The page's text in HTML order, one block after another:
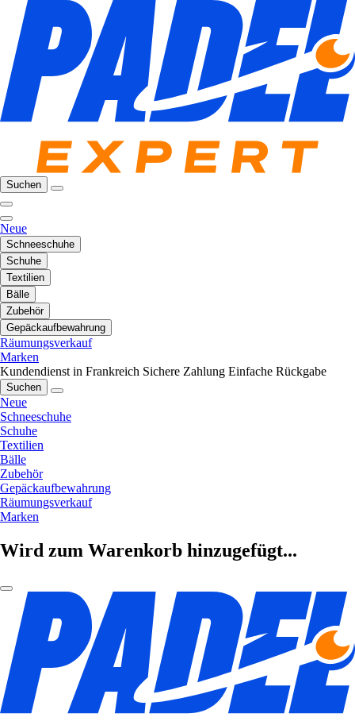
Suchen
Neue
Schneeschuhe
Schuhe
Textilien
Bälle
Zubehör
Gepäckaufbewahrung
Räumungsverkauf
Marken
Kundendienst in Frankreich Sichere Zahlung Einfache Rückgabe
Suchen
Neue
Schneeschuhe
Schuhe
Textilien
Bälle
Zubehör
Gepäckaufbewahrung
Räumungsverkauf
Marken
Wird zum Warenkorb hinzugefügt...